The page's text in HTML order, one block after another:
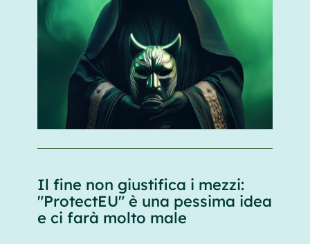
Il fine non giustifica i mezzi:
"ProtectEU" è una pessima idea
e ci farà molto male